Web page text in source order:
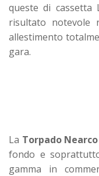
queste di cassetta
risultato notevole
allestimento
gara.
La Torpado Nearco
fondo e
gamma in